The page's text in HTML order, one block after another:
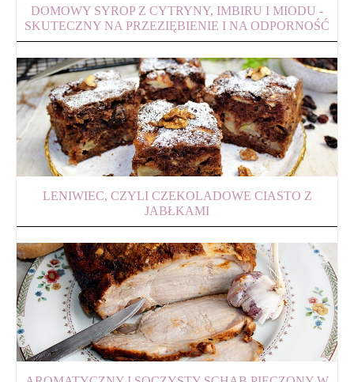
DOMOWY SYROP Z CYTRYNY, IMBIRU I MIODU -
SKUTECZNY NA PRZEZIĘBIENIE I NA ODPORNOŚĆ
LENIWIEC, CZYLI CZEKOLADOWE CIASTO Z
JABŁKAMI